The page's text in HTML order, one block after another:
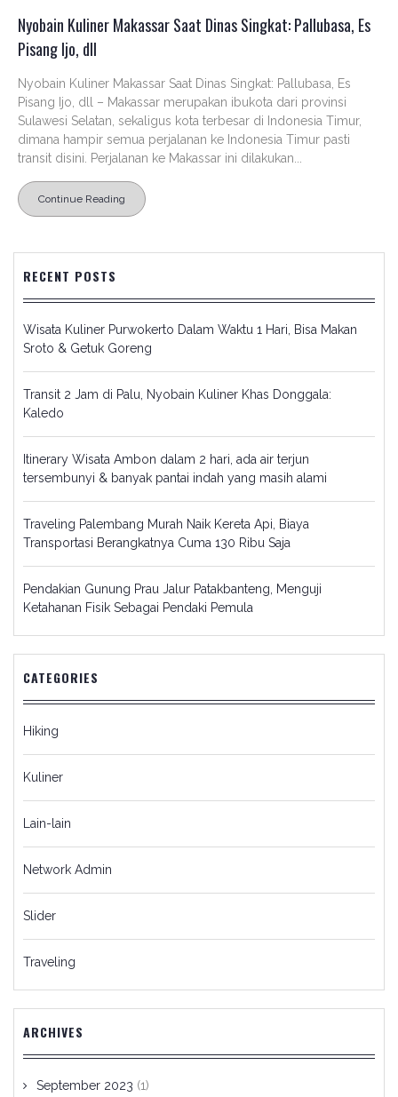
Nyobain Kuliner Makassar Saat Dinas Singkat: Pallubasa, Es
Pisang Ijo, dll
Nyobain Kuliner Makassar Saat Dinas Singkat: Pallubasa, Es
Pisang Ijo, dll – Makassar merupakan ibukota dari provinsi
Sulawesi Selatan, sekaligus kota terbesar di Indonesia Timur,
dimana hampir semua perjalanan ke Indonesia Timur pasti
transit disini. Perjalanan ke Makassar ini dilakukan...
Continue Reading
RECENT POSTS
Wisata Kuliner Purwokerto Dalam Waktu 1 Hari, Bisa Makan
Sroto & Getuk Goreng
Transit 2 Jam di Palu, Nyobain Kuliner Khas Donggala:
Kaledo
Itinerary Wisata Ambon dalam 2 hari, ada air terjun
tersembunyi & banyak pantai indah yang masih alami
Traveling Palembang Murah Naik Kereta Api, Biaya
Transportasi Berangkatnya Cuma 130 Ribu Saja
Pendakian Gunung Prau Jalur Patakbanteng, Menguji
Ketahanan Fisik Sebagai Pendaki Pemula
CATEGORIES
Hiking
Kuliner
Lain-lain
Network Admin
Slider
Traveling
ARCHIVES
September 2023 (1)